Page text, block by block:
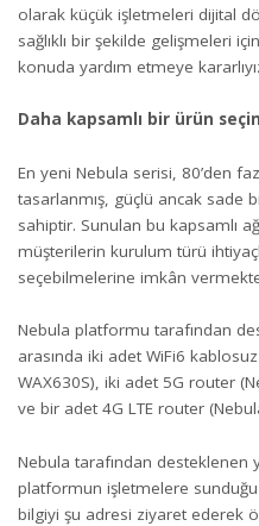
olarak küçük işletmeleri dijital
sağlıklı bir şekilde gelişmeleri
konuda yardım etmeye
Daha kapsamlı bir ürün
En yeni Nebula serisi, 80’den
tasarlanmış, güçlü ancak
sahiptir. Sunulan bu kapsamlı
müşterilerin kurulum türü
seçebilmelerine imkân
Nebula platformu tarafından
arasında iki adet WiFi6
WAX630S), iki adet 5G router
ve bir adet 4G LTE router
Nebula tarafından desteklenen
platformun işletmelere
bilgiyi şu adresi ziyaret ederek